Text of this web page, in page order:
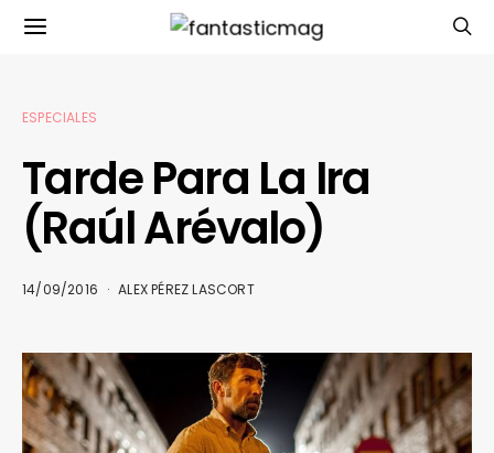
ESPECIALES
Tarde Para La Ira
(Raúl Arévalo)
14/09/2016 ALEX PÉREZ LASCORT